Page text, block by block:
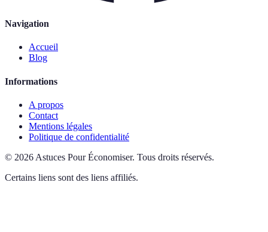
Navigation
Accueil
Blog
Informations
A propos
Contact
Mentions légales
Politique de confidentialité
© 2026 Astuces Pour Économiser. Tous droits réservés.
Certains liens sont des liens affiliés.